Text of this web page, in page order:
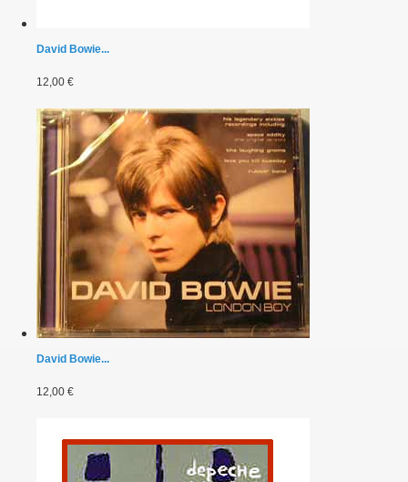
David Bowie...
12,00 €
David Bowie...
12,00 €